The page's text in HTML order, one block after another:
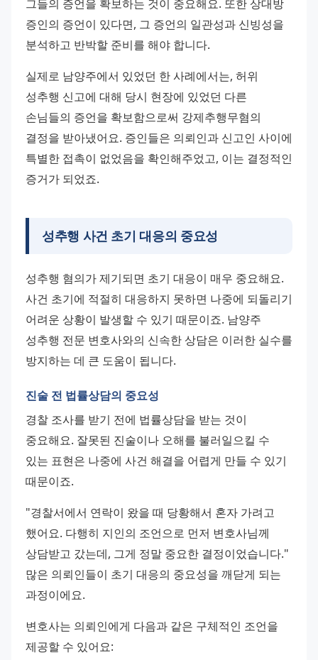
그들의 증언을 확보하는 것이 중요해요. 또한 상대방
증인의 증언이 있다면, 그 증언의 일관성과 신빙성을
분석하고 반박할 준비를 해야 합니다.
실제로 남양주에서 있었던 한 사례에서는, 허위
성추행 신고에 대해 당시 현장에 있었던 다른
손님들의 증언을 확보함으로써 강제추행무혐의
결정을 받아냈어요. 증인들은 의뢰인과 신고인 사이에
특별한 접촉이 없었음을 확인해주었고, 이는 결정적인
증거가 되었죠.
성추행 사건 초기 대응의 중요성
성추행 혐의가 제기되면 초기 대응이 매우 중요해요.
사건 초기에 적절히 대응하지 못하면 나중에 되돌리기
어려운 상황이 발생할 수 있기 때문이죠. 남양주
성추행 전문 변호사와의 신속한 상담은 이러한 실수를
방지하는 데 큰 도움이 됩니다.
진술 전 법률상담의 중요성
경찰 조사를 받기 전에 법률상담을 받는 것이
중요해요. 잘못된 진술이나 오해를 불러일으킬 수
있는 표현은 나중에 사건 해결을 어렵게 만들 수 있기
때문이죠.
"경찰서에서 연락이 왔을 때 당황해서 혼자 가려고
했어요. 다행히 지인의 조언으로 먼저 변호사님께
상담받고 갔는데, 그게 정말 중요한 결정이었습니다."
많은 의뢰인들이 초기 대응의 중요성을 깨닫게 되는
과정이에요.
변호사는 의뢰인에게 다음과 같은 구체적인 조언을
제공할 수 있어요: